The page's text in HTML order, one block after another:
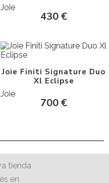
Joie
430€
Joie Finiti Signature Duo
Xl Eclipse
Joie
700€